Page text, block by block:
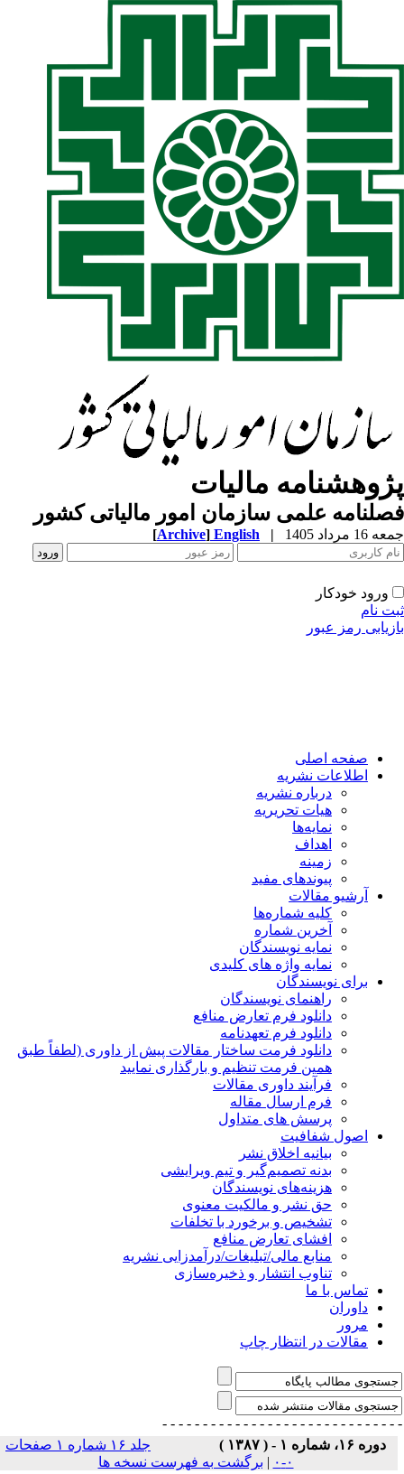
مالیات
علمی سازمان امور مالیاتی کشور
مرداد 1405 |
English
[Archive]
ورود خودکار
نام
رمز عبور
صفحه اصلی
اطلاعات نشریه
درباره نشریه
هیات تحریریه
نمایه‌ها
اهداف
زمینه
پیوندهای مفید
آرشیو مقالات
کلیه شماره‌ها
آخرین شماره
نمایه نویسندگان
نمایه واژه های کلیدی
برای نویسندگان
راهنمای نویسندگان
دانلود فرم تعارض منافع
دانلود فرم تعهدنامه
دانلود فرمت ساختار مقالات پیش از داوری (لطفاً طبق
همین فرمت تنظیم و بارگذاری نمایید
فرآیند داوری مقالات
فرم ارسال مقاله
پرسش های متداول
اصول شفافیت
بیانیه اخلاق نشر
بدنه تصمیم‌گیر و تیم ویرایشی
هزینه‌های نویسندگان
حق نشر و مالکیت معنوی
تشخیص و برخورد با تخلفات
افشای تعارض منافع
منابع مالی/تبلیغات/درآمدزایی نشریه
تناوب انتشار و ذخیره‌سازی
تماس با ما
داوران
مرور
مقالات در انتظار چاپ
- - - - - - - - - - - - -
- - - - - - - - - - - - - - -
دوره ۱۶، شماره ۱ - ( ۱۳۸۷ )
جلد ۱۶ شماره ۱ صفحات
| برگشت به فهرست نسخه ها